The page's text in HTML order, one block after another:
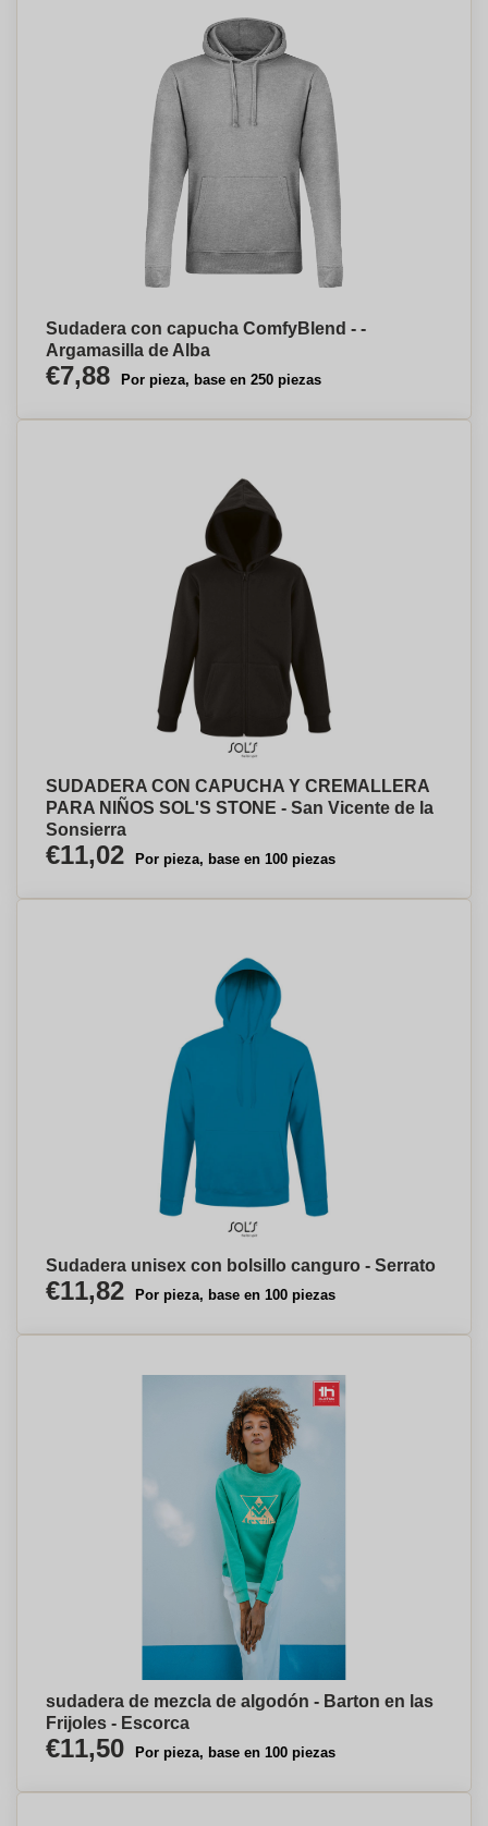
Sudadera con capucha ComfyBlend - -
Argamasilla de Alba
€7,88 Por pieza, base en 250 piezas
SUDADERA CON CAPUCHA Y CREMALLERA
PARA NIÑOS SOL'S STONE - San Vicente de la
Sonsierra
€11,02 Por pieza, base en 100 piezas
Sudadera unisex con bolsillo canguro - Serrato
€11,82 Por pieza, base en 100 piezas
sudadera de mezcla de algodón - Barton en las
Frijoles - Escorca
€11,50 Por pieza, base en 100 piezas